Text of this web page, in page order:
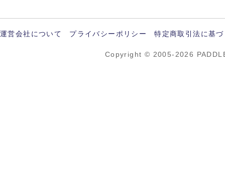
運営会社について プライバシーポリシー 特定商取引法に基
Copyright © 2005-2026